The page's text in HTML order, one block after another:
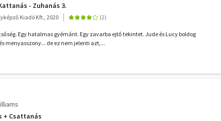
- Zuhanás 3.
Kiadó Kft., 2020
Egy hatalmas gyémánt. Egy zavarba ejtő tekintet. Jude és Lucy boldog
menyasszony... de ez nem jelenti azt,...
+ Csattanás